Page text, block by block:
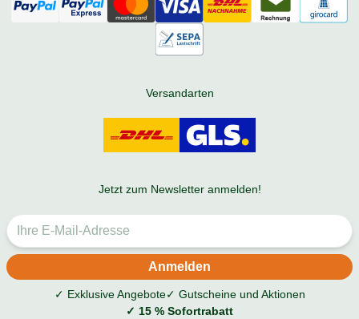
Versandarten
Jetzt zum Newsletter anmelden!
✓ Exklusive Angebote✓ Gutscheine und Aktionen
✓ 15 % Sofortrabatt